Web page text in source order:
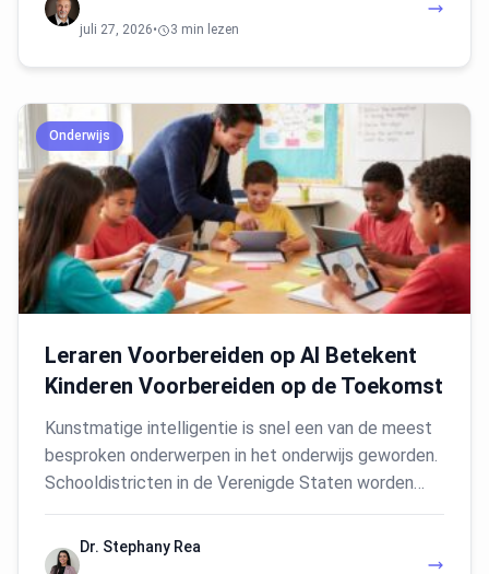
juli 27, 2026• 3 min lezen
Onderwijs
Leraren Voorbereiden op AI Betekent
Kinderen Voorbereiden op de Toekomst
Kunstmatige intelligentie is snel een van de meest
besproken onderwerpen in het onderwijs geworden.
Schooldistricten in de Verenigde Staten worden…
Dr. Stephany Rea